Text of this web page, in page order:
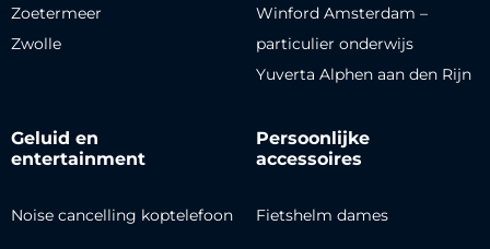
Zoetermeer
Zwolle
Winford Amsterdam –
particulier onderwijs
Yuverta Alphen aan den Rijn
Geluid en
entertainment
Noise cancelling koptelefoon
Persoonlijke
accessoires
Fietshelm dames